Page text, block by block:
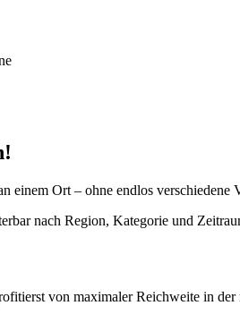
Ort – ohne endlos verschiedene
nach Region, Kategorie und
von maximaler Reichweite in